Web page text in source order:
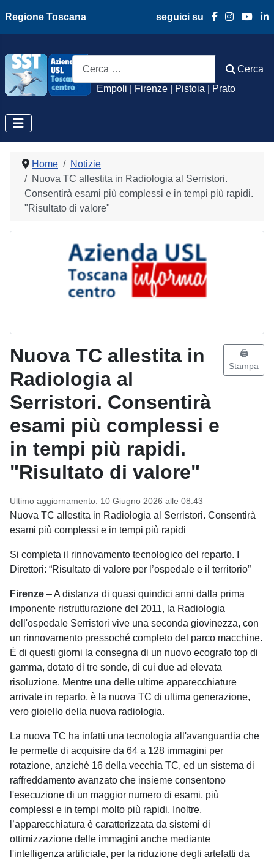
Regione Toscana seguici su
Azienda Usl
Empoli | Firenze | Pistoia | Prato
Cerca
Cerca
Home
Notizie
Nuova TC allestita in Radiologia al Serristori.
Consentirà esami più complessi e in tempi più rapidi.
"Risultato di valore"
Nuova TC allestita in
Radiologia al
Serristori. Consentirà
esami più complessi e
in tempi più rapidi.
"Risultato di valore"
Ultimo aggiornamento: 10 Giugno 2026 alle 08:43
🖨️
Stampa
Nuova TC allestita in Radiologia al Serristori. Consentirà
esami più complessi e in tempi più rapidi
Si completa il rinnovamento tecnologico del reparto. I
Direttori: “Risultato di valore per l’ospedale e il territorio”
Firenze – A distanza di quasi quindici anni dalla prima
imponente ristrutturazione del 2011, la Radiologia
dell'ospedale Serristori vive una seconda giovinezza, con
un rinnovamento pressoché completo del parco macchine.
È di questi giorni la consegna di un nuovo ecografo top di
gamma, dotato di tre sonde, di cui due ad elevata
risoluzione. Mentre una delle ultime apparecchiature
arrivate in reparto, è la nuova TC di ultima generazione,
vero gioiello della nuova radiologia.
La nuova TC ha infatti una tecnologia all'avanguardia che
le permette di acquisire da 64 a 128 immagini per
rotazione, anziché 16 della vecchia TC, ed un sistema di
raffreddamento avanzato che insieme consentono
l'esecuzione di un maggior numero di esami, più
complessi e in tempi molto più rapidi. Inoltre,
l’apparecchiatura è caratterizzata da sistemi di
ottimizzazione delle immagini anche mediante
l'intelligenza artificiale, per la riduzione degli artefatti da